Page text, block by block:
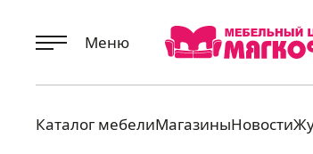
Меню
Каталог мебелиМагазиныНовости